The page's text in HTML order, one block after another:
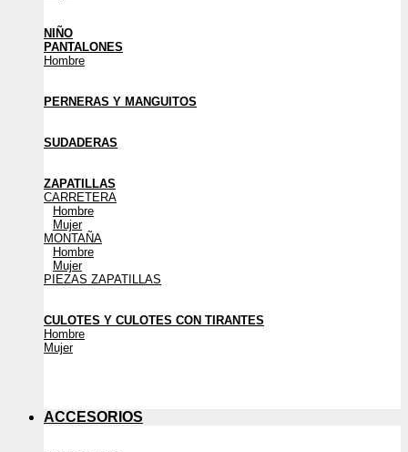
NIÑO
PANTALONES
Hombre
PERNERAS Y MANGUITOS
SUDADERAS
ZAPATILLAS
CARRETERA
Hombre
Mujer
MONTAÑA
Hombre
Mujer
PIEZAS ZAPATILLAS
CULOTES Y CULOTES CON TIRANTES
Hombre
Mujer
ACCESORIOS